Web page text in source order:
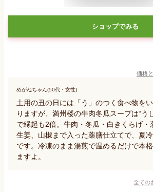
ショップでみる
価格
めがねちゃん(50代・女性)
土用の丑の日には「う」のつく食べ物を
りますが、満州楼の牛肉冬瓜スープは“う
で縁起も2倍。牛肉・冬瓜・白きくらげ・
生姜、山椒まで入った薬膳仕立てで、夏
です。冷凍のまま湯煎で温めるだけで本
ますよ。
全ての